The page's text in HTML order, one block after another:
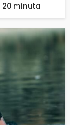
20 minuta